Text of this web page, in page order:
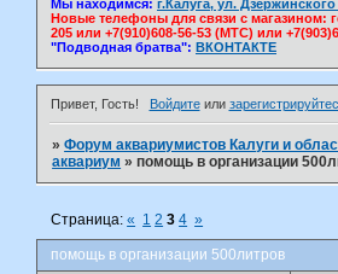
Мы находимся: г.Калуга, ул.
Новые телефоны для связи с магазином:
205 или +7(910)608-56-53 (МТС) или
"Подводная братва": ВКОНТАКТЕ
Привет, Гость! Войдитеили
»Форум аквариумистов Калуги и
аквариум »помощь в организации
помощь в организации 500литров
Страница:« 1 2 3 4 »